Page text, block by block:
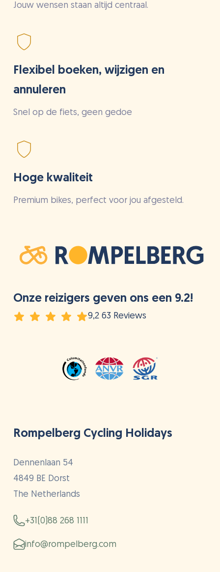
Jouw wensen staan altijd centraal.
Flexibel boeken, wijzigen en
annuleren
Snel op de fiets, geen gedoe
Hoge kwaliteit
Premium bikes, perfect voor jou afgesteld.
Onze reizigers geven ons een 9.2!
9,2 63 Reviews
Rompelberg Cycling Holidays
Dennenlaan 54
4849 BE Dorst
The Netherlands
+31(0)88 268 1111
info@rompelberg.com